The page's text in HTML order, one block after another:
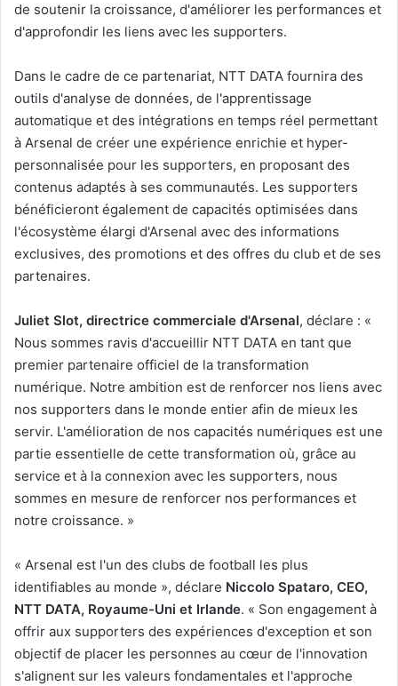
de soutenir la croissance, d'améliorer les performances et
d'approfondir les liens avec les supporters.
Dans le cadre de ce partenariat, NTT DATA fournira des
outils d'analyse de données, de l'apprentissage
automatique et des intégrations en temps réel permettant
à Arsenal de créer une expérience enrichie et hyper-
personnalisée pour les supporters, en proposant des
contenus adaptés à ses communautés. Les supporters
bénéficieront également de capacités optimisées dans
l'écosystème élargi d'Arsenal avec des informations
exclusives, des promotions et des offres du club et de ses
partenaires.
Juliet Slot, directrice commerciale d'Arsenal, déclare : «
Nous sommes ravis d'accueillir NTT DATA en tant que
premier partenaire officiel de la transformation
numérique. Notre ambition est de renforcer nos liens avec
nos supporters dans le monde entier afin de mieux les
servir. L'amélioration de nos capacités numériques est une
partie essentielle de cette transformation où, grâce au
service et à la connexion avec les supporters, nous
sommes en mesure de renforcer nos performances et
notre croissance. »
« Arsenal est l'un des clubs de football les plus
identifiables au monde », déclare Niccolo Spataro, CEO,
NTT DATA, Royaume-Uni et Irlande. « Son engagement à
offrir aux supporters des expériences d'exception et son
objectif de placer les personnes au cœur de l'innovation
s'alignent sur les valeurs fondamentales et l'approche